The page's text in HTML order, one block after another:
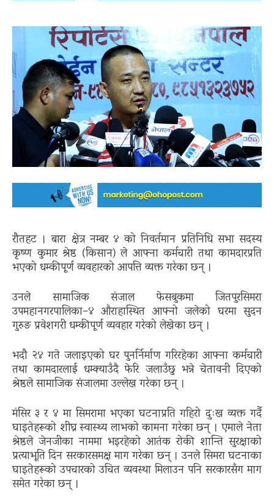
रौतहट । बारा क्षेत्र नम्बर ४ को निवर्तमान प्रतिनिधि सभा सदस्य
कृष्ण कुमार श्रेष्ठ (किसान) ले आफ्ना कर्मचारी तथा कामदारप्रति
भएको धम्कीपूर्ण व्यवहारको आपत्ति व्यक्त गरेका छन् ।
उनले सामाजिक संजाल फेसबुकमा जितपुरसिमरा
उपमहानगरपालिका–४ औराहास्थित आफ्नो जलेको घरमा सुदन
गुरुङ प्रवेशगरी धम्कीपूर्ण व्यवहार गरेको लेखेका छन् ।
भदौ २४ गते जलाइएको घर पुनर्निर्माण गरिरहेका आफ्ना कर्मचारी
तथा कामदारलाई धम्क्याउँदै फेरि जलाउँछु भन्ने चेतावनी दिएको
श्रेष्ठले सामाजिक संजालमा उल्लेख गरेका छन् ।
मंसिर ३ र ४ मा सिमरामा भएका घटनाप्रति गहिरो दुःख व्यक्त गर्दै
घाइतेहरूको शीघ्र स्वास्थ्य लाभको कामना गरेका छन् । एमाले नेता
श्रेष्ठले जेनजीका नाममा भइरहेको आतंक रोकी शान्ति सुरक्षाको
प्रत्याभूति दिन सरकारसमक्ष माग गरेका छन् । उनले सिमरा घटनाका
घाइतेहरूको उपचारको उचित व्यवस्था मिलाउन पनि सरकारसँग माग
समेत गरेका छन् ।